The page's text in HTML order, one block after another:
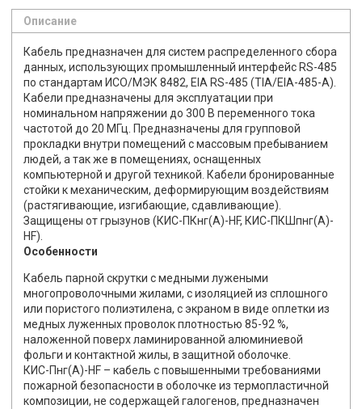
Описание
Кабель предназначен для систем распределенного сбора
данных, использующих промышленный интерфейс RS-485
по стандартам ИСО/МЭК 8482, ЕIA RS-485 (TIA/EIA-485-A).
Кабели предназначены для эксплуатации при
номинальном напряжении до 300 В переменного тока
частотой до 20 МГц. Предназначены для групповой
прокладки внутри помещений с массовым пребыванием
людей, а так же в помещениях, оснащенных
компьютерной и другой техникой. Кабели бронированные
стойки к механическим, деформирующим воздействиям
(растягивающие, изгибающие, сдавливающие).
Защищены от грызунов (КИС-ПКнг(А)-HF, КИС-ПКШпнг(А)-
HF).
Особенности
Кабель парной скрутки с медными лужеными
многопроволочными жилами, с изоляцией из сплошного
или пористого полиэтилена, с экраном в виде оплетки из
медных луженных проволок плотностью 85-92 %,
наложенной поверх ламинированной алюминиевой
фольги и контактной жилы, в защитной оболочке.
КИС-Пнг(А)-HF – кабель с повышенными требованиями
пожарной безопасности в оболочке из термопластичной
композиции, не содержащей галогенов, предназначен